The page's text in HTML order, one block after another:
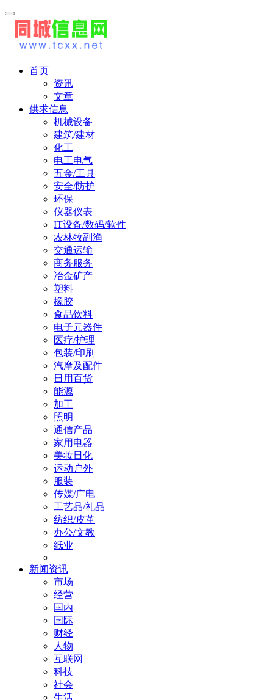
首页
资讯
文章
供求信息
机械设备
建筑/建材
化工
电工电气
五金/工具
安全/防护
环保
仪器仪表
IT设备/数码/软件
农林牧副渔
交通运输
商务服务
冶金矿产
塑料
橡胶
食品饮料
电子元器件
医疗/护理
包装/印刷
汽摩及配件
日用百货
能源
加工
照明
通信产品
家用电器
美妆日化
运动户外
服装
传媒/广电
工艺品/礼品
纺织/皮革
办公/文教
纸业
新闻资讯
市场
经营
国内
国际
财经
人物
互联网
科技
社会
生活